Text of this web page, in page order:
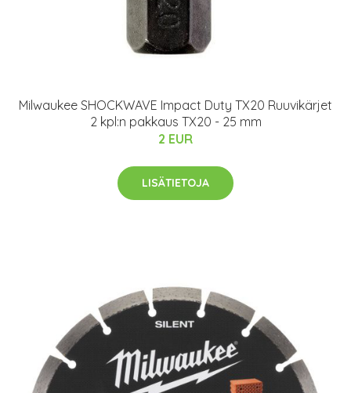
Milwaukee SHOCKWAVE Impact Duty TX20 Ruuvikärjet
2 kpl:n pakkaus TX20 - 25 mm
2 EUR
LISÄTIETOJA